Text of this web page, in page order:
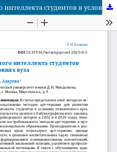
Развитие эмоционального интеллекта студентов в условиях вуза